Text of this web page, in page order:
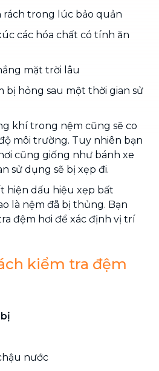
trong lúc bảo quản
các hóa chất có tính ăn
mặt trời lâu
bị hỏng sau một thời gian sử
khí trong nệm cũng sẽ co
môi trường. Tuy nhiên bạn
cũng giống như bánh xe
sử dụng sẽ bị xẹp đi.
hiện dấu hiệu xẹp bất
là nệm đã bị thủng. Bạn
đệm hơi để xác định vị trí
kiểm tra đệm
nước